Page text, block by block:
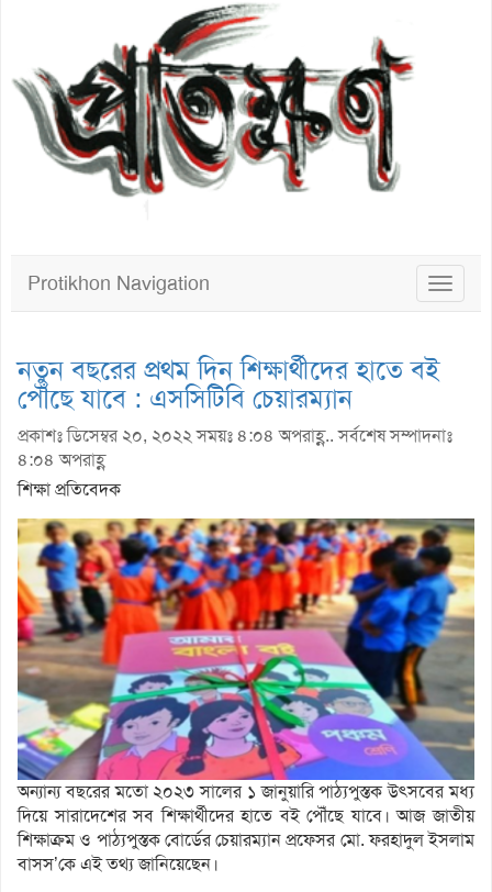
Toggle
Protikhon Navigation
নতুন বছরের প্রথম দিন শিক্ষার্থীদের হাতে বই
পৌঁছে যাবে : এসসিটিবি চেয়ারম্যান
প্রকাশঃ ডিসেম্বর ২০, ২০২২ সময়ঃ ৪:০৪ অপরাহ্ণ.. সর্বশেষ সম্পাদনাঃ
৪:০৪ অপরাহ্ণ
শিক্ষা প্রতিবেদক
অন্যান্য বছরের মতো ২০২৩ সালের ১ জানুয়ারি পাঠ্যপুস্তক উৎসবের মধ্য
দিয়ে সারাদেশের সব শিক্ষার্থীদের হাতে বই পৌঁছে যাবে। আজ জাতীয়
শিক্ষাক্রম ও পাঠ্যপুস্তক বোর্ডের চেয়ারম্যান প্রফেসর মো. ফরহাদুল ইসলাম
বাসস’কে এই তথ্য জানিয়েছেন।